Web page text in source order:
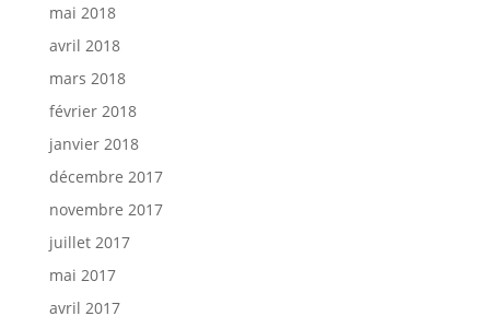
mai 2018
avril 2018
mars 2018
février 2018
janvier 2018
décembre 2017
novembre 2017
juillet 2017
mai 2017
avril 2017